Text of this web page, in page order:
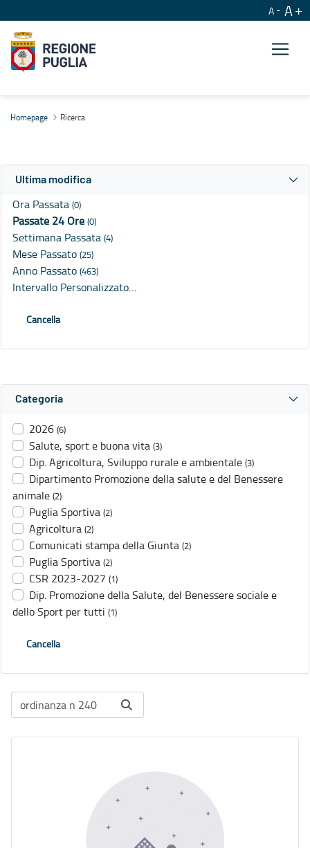
A A
Homepage Ricerca
Ultima modifica
Ora Passata (0)
Passate 24 Ore (0)
Settimana Passata (4)
Mese Passato (25)
Anno Passato (463)
Intervallo Personalizzato…
Cancella
Categoria
2026 (6)
Salute, sport e buona vita (3)
Dip. Agricoltura, Sviluppo rurale e ambientale (3)
Dipartimento Promozione della salute e del Benessere
animale (2)
Puglia Sportiva (2)
Agricoltura (2)
Comunicati stampa della Giunta (2)
Puglia Sportiva (2)
CSR 2023-2027 (1)
Dip. Promozione della Salute, del Benessere sociale e
dello Sport per tutti (1)
Cancella